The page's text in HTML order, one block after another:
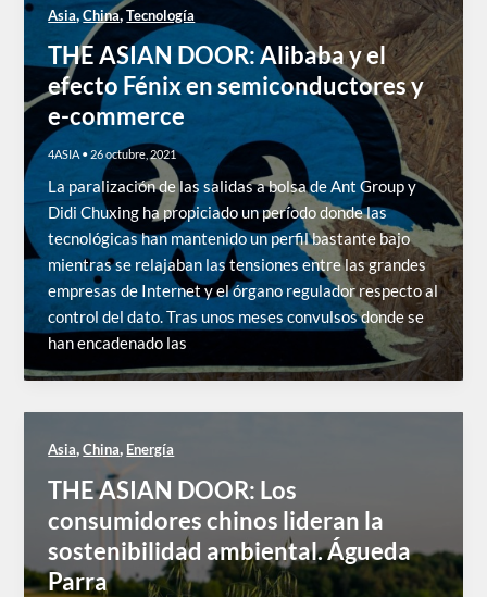
Asia,China,Tecnología
THE ASIAN DOOR: Alibaba y el
efecto Fénix en semiconductores y
e-commerce
4ASIA • 26 octubre, 2021
La paralización de las salidas a bolsa de Ant Group y
Didi Chuxing ha propiciado un período donde las
tecnológicas han mantenido un perfil bastante bajo
mientras se relajaban las tensiones entre las grandes
empresas de Internet y el órgano regulador respecto al
control del dato. Tras unos meses convulsos donde se
han encadenado las
Asia,China, Energía
THE ASIAN DOOR: Los
consumidores chinos lideran la
sostenibilidad ambiental. Águeda
Parra